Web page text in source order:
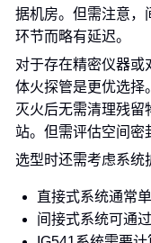
据机房。但需注意，
环节而略有延迟。
对于存在精密仪器或
体火探管是更优选择
灭火后无需清理残留
站。但需评估空间密
选型时还需考虑系统
直接式系统通常
间接式系统可通